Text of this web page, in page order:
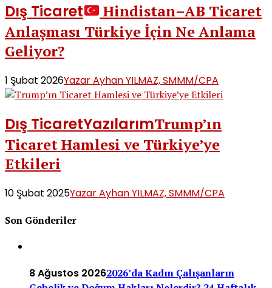
Dış Ticaret
Hindistan–AB Ticaret
Anlaşması Türkiye İçin Ne Anlama
Geliyor?
1 Şubat 2026Yazar Ayhan YILMAZ, SMMM/CPA
Dış TicaretYazılarımTrump’ın
Ticaret Hamlesi ve Türkiye’ye
Etkileri
10 Şubat 2025Yazar Ayhan YILMAZ, SMMM/CPA
Son Gönderiler
8 Ağustos 20262026’da Kadın Çalışanların